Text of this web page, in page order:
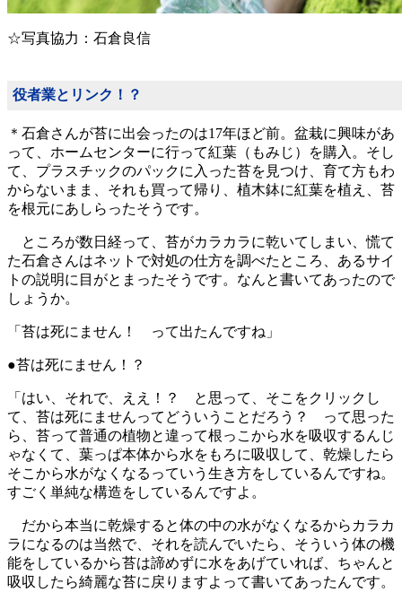
☆写真協力：石倉良信
役者業とリンク！？
＊石倉さんが苔に出会ったのは17年ほど前。盆栽に興味があ
って、ホームセンターに行って紅葉（もみじ）を購入。そし
て、プラスチックのパックに入った苔を見つけ、育て方もわ
からないまま、それも買って帰り、植木鉢に紅葉を植え、苔
を根元にあしらったそうです。
ところが数日経って、苔がカラカラに乾いてしまい、慌て
た石倉さんはネットで対処の仕方を調べたところ、あるサイ
トの説明に目がとまったそうです。なんと書いてあったので
しょうか。
「苔は死にません！ って出たんですね」
●苔は死にません！？
「はい、それで、ええ！？ と思って、そこをクリックし
て、苔は死にませんってどういうことだろう？ って思った
ら、苔って普通の植物と違って根っこから水を吸収するんじ
ゃなくて、葉っぱ本体から水をもろに吸収して、乾燥したら
そこから水がなくなるっていう生き方をしているんですね。
すごく単純な構造をしているんですよ。
だから本当に乾燥すると体の中の水がなくなるからカラカ
ラになるのは当然で、それを読んでいたら、そういう体の機
能をしているから苔は諦めずに水をあげていれば、ちゃんと
吸収したら綺麗な苔に戻りますよって書いてあったんです。